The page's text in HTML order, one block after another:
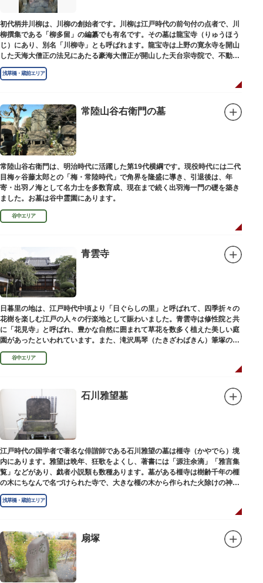
初代柄井川柳は、川柳の創始者です。川柳は江戸時代の前句付の点者で、川
柳撰集である「柳多留」の編纂でも有名です。その墓は龍宝寺（りゅうほう
じ）にあり、別名「川柳寺」とも呼ばれます。龍宝寺は上野の寛永寺を開山
した天海大僧正の法兄にあたる豪海大僧正が開山した天台宗寺院で、不動明
王の梵字を刻んだ板碑が境内に残っています。
浅草橋・蔵前エリア
常陸山谷右衛門の墓
常陸山谷右衛門は、明治時代に活躍した第19代横綱です。現役時代には二代
目梅ヶ谷藤太郎との「梅・常陸時代」で角界を隆盛に導き、引退後は、年
寄・出羽ノ海として名力士を多数育成、現在まで続く出羽海一門の礎を築き
ました。お墓は谷中霊園にあります。
谷中エリア
青雲寺
日暮里の地は、江戸時代中頃より「日ぐらしの里」と呼ばれて、四季折々の
花樹を楽しむ江戸の人々の行楽地として賑わいました。青雲寺は修性院と共
に「花見寺」と呼ばれ、豊かな自然に囲まれて草花を数多く植えた美しい庭
園があったといわれています。また、滝沢馬琴（たきざわばきん）筆塚の碑
があります。
谷中エリア
石川雅望墓
江戸時代の国学者で著名な俳諧師である石川雅望の墓は榧寺（かやでら）境
内にあります。雅望は晩年、狂歌をよくし、著書には「源注余滴」「雅言集
覧」などがあり、戯者小説類も数種あります。墓がある榧寺は樹齢千年の榧
の木にちなんで名づけられた寺で、大きな榧の木から作られた火除けの神、
秋葉権現で知られています。
浅草橋・蔵前エリア
扇塚